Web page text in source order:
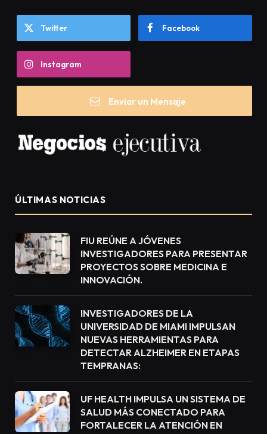
Twitter Facebook
Instagram
Enviar un Mensaje
ÚLTIMAS NOTICIAS
FIU REÚNE A JÓVENES
INVESTIGADORES PARA PRESENTAR
PROYECTOS SOBRE MEDICINA E
INNOVACIÓN.
INVESTIGADORES DE LA
UNIVERSIDAD DE MIAMI IMPULSAN
NUEVAS HERRAMIENTAS PARA
DETECTAR ALZHEIMER EN ETAPAS
TEMPRANAS:
UF HEALTH IMPULSA UN SISTEMA DE
SALUD MÁS CONECTADO PARA
FORTALECER LA ATENCIÓN EN